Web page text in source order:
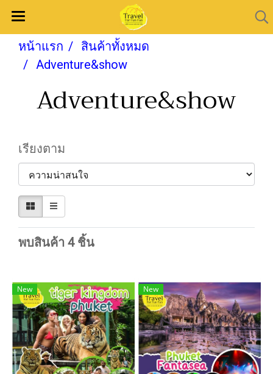
หน้าแรก
สินค้าทั้งหมด
Adventure&show
Adventure&show
เรียงตาม
พบสินค้า 4 ชิ้น
New New